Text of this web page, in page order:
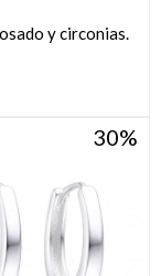
y circonias.
30